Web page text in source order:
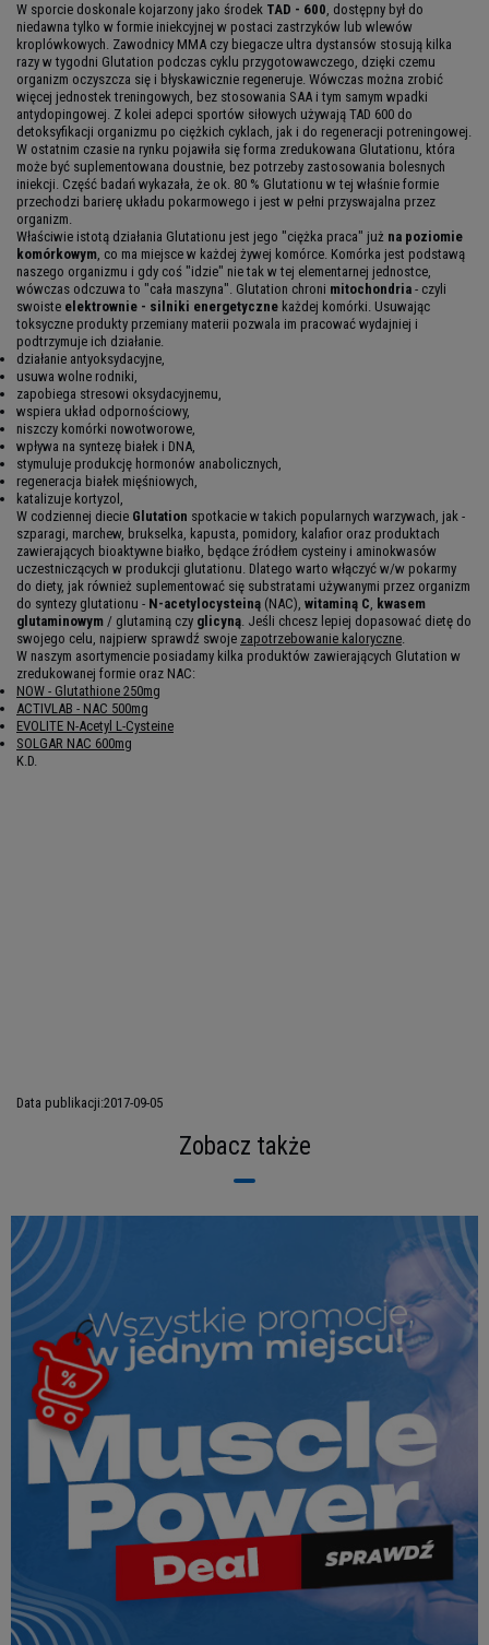
W sporcie doskonale kojarzony jako środek TAD - 600, dostępny był do
niedawna tylko w formie iniekcyjnej w postaci zastrzyków lub wlewów
kroplówkowych. Zawodnicy MMA czy biegacze ultra dystansów stosują kilka
razy w tygodni Glutation podczas cyklu przygotowawczego, dzięki czemu
organizm oczyszcza się i błyskawicznie regeneruje. Wówczas można zrobić
więcej jednostek treningowych, bez stosowania SAA i tym samym wpadki
antydopingowej. Z kolei adepci sportów siłowych używają TAD 600 do
detoksyfikacji organizmu po ciężkich cyklach, jak i do regeneracji potreningowej.
W ostatnim czasie na rynku pojawiła się forma zredukowana Glutationu, która
może być suplementowana doustnie, bez potrzeby zastosowania bolesnych
iniekcji. Część badań wykazała, że ok. 80 % Glutationu w tej właśnie formie
przechodzi barierę układu pokarmowego i jest w pełni przyswajalna przez
organizm.
Właściwie istotą działania Glutationu jest jego "ciężka praca" już na poziomie
komórkowym, co ma miejsce w każdej żywej komórce. Komórka jest podstawą
naszego organizmu i gdy coś "idzie" nie tak w tej elementarnej jednostce,
wówczas odczuwa to "cała maszyna". Glutation chroni mitochondria - czyli
swoiste elektrownie - silniki energetyczne każdej komórki. Usuwając
toksyczne produkty przemiany materii pozwala im pracować wydajniej i
podtrzymuje ich działanie.
działanie antyoksydacyjne,
usuwa wolne rodniki,
zapobiega stresowi oksydacyjnemu,
wspiera układ odpornościowy,
niszczy komórki nowotworowe,
wpływa na syntezę białek i DNA,
stymuluje produkcję hormonów anabolicznych,
regeneracja białek mięśniowych,
katalizuje kortyzol,
W codziennej diecie Glutation spotkacie w takich popularnych warzywach, jak -
szparagi, marchew, brukselka, kapusta, pomidory, kalafior oraz produktach
zawierających bioaktywne białko, będące źródłem cysteiny i aminokwasów
uczestniczących w produkcji glutationu. Dlatego warto włączyć w/w pokarmy
do diety, jak również suplementować się substratami używanymi przez organizm
do syntezy glutationu - N-acetylocysteiną (NAC), witaminą C, kwasem
glutaminowym / glutaminą czy glicyną. Jeśli chcesz lepiej dopasować dietę do
swojego celu, najpierw sprawdź swoje zapotrzebowanie kaloryczne.
W naszym asortymencie posiadamy kilka produktów zawierających Glutation w
zredukowanej formie oraz NAC:
NOW - Glutathione 250mg
ACTIVLAB - NAC 500mg
EVOLITE N-Acetyl L-Cysteine
SOLGAR NAC 600mg
K.D.
Data publikacji:2017-09-05
Zobacz także